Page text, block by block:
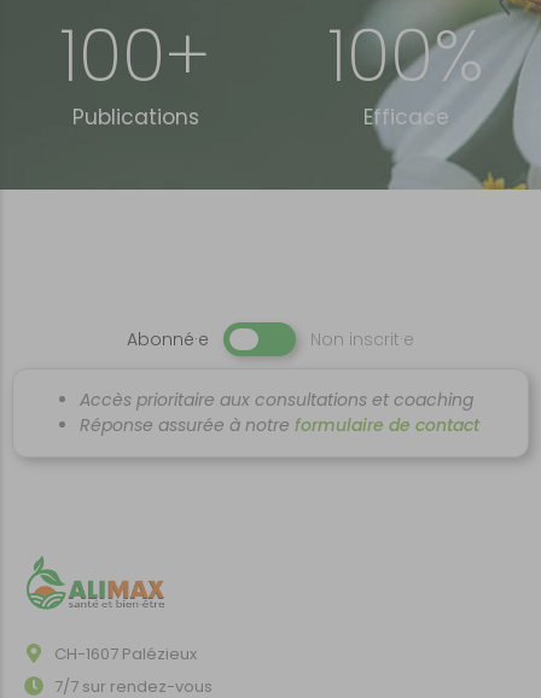
Publications
100+
Efficace
100%
Abonné·e Non inscrit·e
Accès prioritaire aux consultations et coaching
Réponse assurée à notre formulaire de contact
www.alimax.ch
CH-1607 Palézieux
7/7 sur rendez-vous